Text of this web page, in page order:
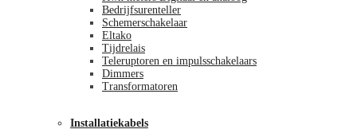
Bedrijfsurenteller
Schemerschakelaar
Eltako
Tijdrelais
Teleruptoren en impulsschakelaars
Dimmers
Transformatoren
Installatiekabels